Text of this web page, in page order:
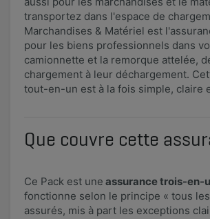
transportez dans l'espace de
Marchandises & Matériel est
pour les biens professionnels dans
camionnette et la remorque attelée,
chargement à leur déchargement.
tout-en-un est à la fois simple, claire
Que couvre cette
Ce Pack est une assurance trois-en-
fonctionne selon le principe « tous
assurés, mis à part les exceptions